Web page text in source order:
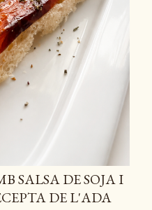
SALSA DE SOJA I
DE L'ADA